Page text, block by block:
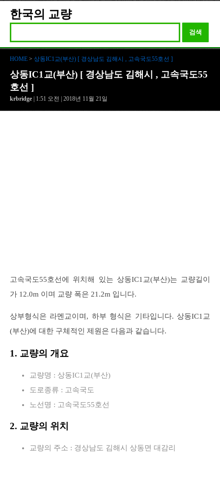
한국의 교량
검색
HOME > 상동IC1교(부산) [ 경상남도 김해시 , 고속국도55호선 ]
상동IC1교(부산) [ 경상남도 김해시 , 고속국도55
호선 ]
krbridge | 1:51 오전 | 2018년 11월 21일
고속국도55호선에 위치해 있는 상동IC1교(부산)는 교량길이
가 12.0m 이며 교량 폭은 21.2m 입니다.
상부형식은 라멘교이며, 하부 형식은 기타입니다. 상동IC1교
(부산)에 대한 구체적인 제원은 다음과 같습니다.
1. 교량의 개요
교량명 : 상동IC1교(부산)
도로종류 : 고속국도
노선명 : 고속국도55호선
2. 교량의 위치
교량의 주소 : 경상남도 김해시 상동면 대감리